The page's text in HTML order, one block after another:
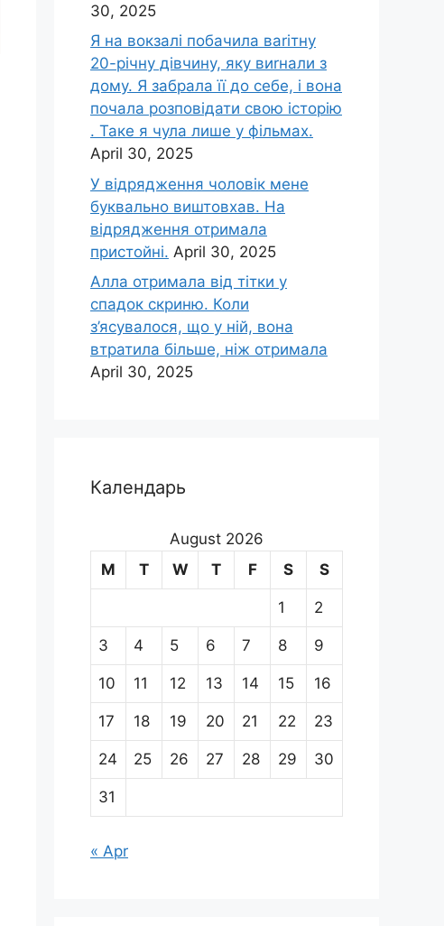
30, 2025
Я на вокзалі побачила ваrітну
20-річну дівчину, яку виrнали з
дому. Я забрала її до себе, і вона
почала розповідати свою історію
. Таке я чула лише у фільмах.
April 30, 2025
У відрядження чоловік мене
буквально виштовхав. На
відрядження отримала
пристойні. April 30, 2025
Алла отримала від тітки у
спадок скриню. Коли
з’ясувалося, що у ній, вона
втратила більше, ніж отримала
April 30, 2025
Календарь
August 2026
M
T W T F S S
1 2
3 4 5 6 7 8 9
10 11 12 13 14 15 16
17 18 19 20 21 22 23
24 25 26 27 28 29 30
31
« Apr